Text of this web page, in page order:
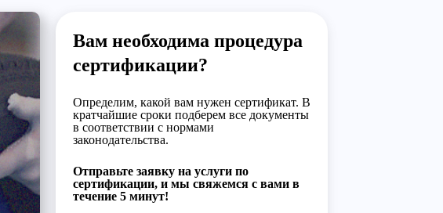
Вам необходима процедура
сертификации?
Определим, какой вам нужен сертификат. В
кратчайшие сроки подберем все документы
в соответствии с нормами
законодательства.
Отправьте заявку на услуги по
сертификации, и мы свяжемся с вами в
течение 5 минут!